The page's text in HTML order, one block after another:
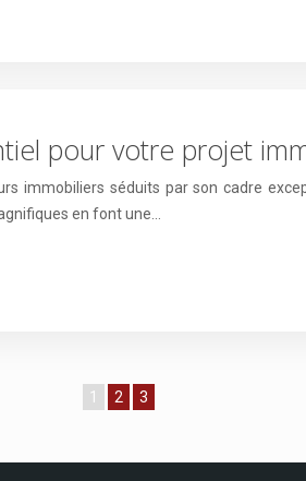
pour votre projet
immobiliers séduits par son cadre
en font une…
1 2 3